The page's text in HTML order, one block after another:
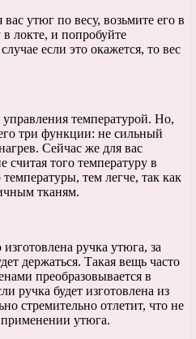
утюг по весу, возьмите его в
локте, и попробуйте
если это окажется, то вес
температурой. Но,
три функции: не сильный
Сейчас же для вас
считая того температуру в
тем легче, так как
тканям.
ручка утюга, за
держаться. Такая вещь часто
преобразовывается в
ручка будет изготовлена из
стремительно отлетит, что не
применении утюга.